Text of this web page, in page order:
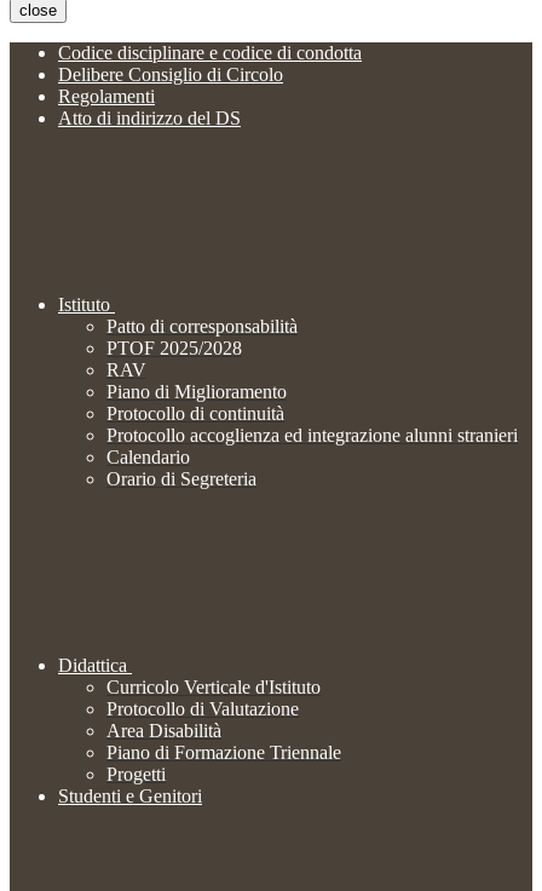
close
Codice disciplinare e codice di condotta
Delibere Consiglio di Circolo
Regolamenti
Atto di indirizzo del DS
Istituto
Patto di corresponsabilità
PTOF 2025/2028
RAV
Piano di Miglioramento
Protocollo di continuità
Protocollo accoglienza ed integrazione alunni stranieri
Calendario
Orario di Segreteria
Didattica
Curricolo Verticale d'Istituto
Protocollo di Valutazione
Area Disabilità
Piano di Formazione Triennale
Progetti
Studenti e Genitori